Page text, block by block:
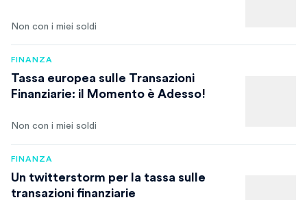
Non con i miei soldi
FINANZA
Tassa europea sulle Transazioni
Finanziarie: il Momento è Adesso!
Non con i miei soldi
FINANZA
Un twitterstorm per la tassa sulle
transazioni finanziarie